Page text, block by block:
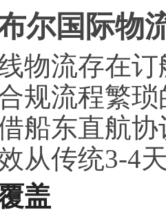
尔国际物
物流存在
规流程繁
船东直航
从传统3-4
盖